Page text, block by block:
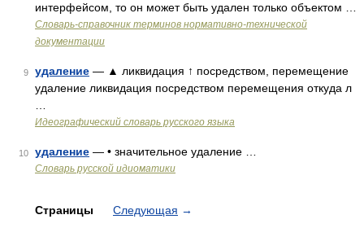
интерфейсом, то он может быть удален только объектом …
Словарь-справочник терминов нормативно-технической
документации
9 удаление — ▲ ликвидация ↑ посредством, перемещение
удаление ликвидация посредством перемещения откуда л
Идеографический словарь русского языка
10 удаление — • значительное удаление …
Словарь русской идиоматики
Страницы Следующая →